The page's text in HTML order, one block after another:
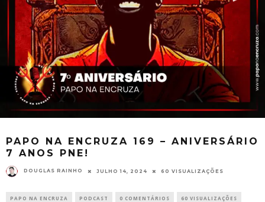
PAPO NA ENCRUZA 169 – ANIVERSÁRIO
7 ANOS PNE!
DOUGLAS RAINHO JULHO 14, 2024 60 VISUALIZAÇÕES
PAPO NA ENCRUZA PODCAST 0 COMENTÁRIOS 60 VISUALIZAÇÕES